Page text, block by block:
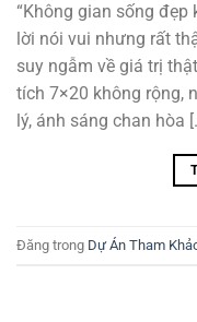
“Không gian sống đẹp
lời nói vui nhưng rất
suy ngẫm về giá trị
tích 7×20 không rộng,
lý, ánh sáng chan hòa
Đăng trong Dự Án Tham